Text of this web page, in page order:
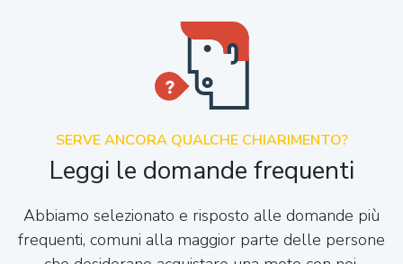
SERVE ANCORA QUALCHE CHIARIMENTO?
Leggi le domande frequenti
Abbiamo selezionato e risposto alle domande più
frequenti, comuni alla maggior parte delle persone